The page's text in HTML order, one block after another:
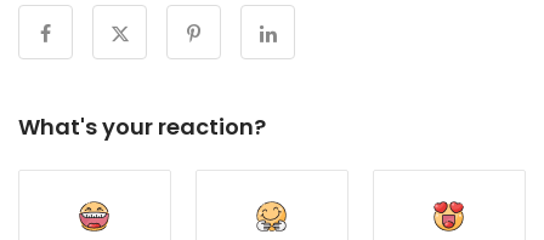
What's your reaction?